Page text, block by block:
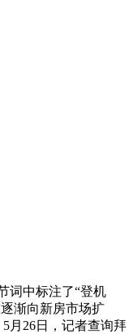
中标注了“登机
渐向新房市场扩
月26日，记者查询拜